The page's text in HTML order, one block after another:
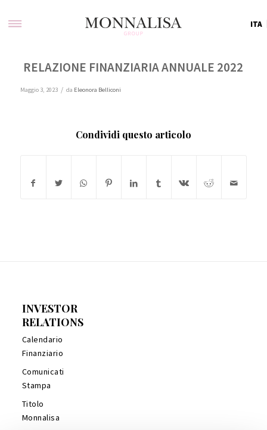
ITA
RELAZIONE FINANZIARIA ANNUALE 2022
Maggio 3, 2023 / da Eleonora Belliconi
Condividi questo articolo
INVESTOR
RELATIONS
Calendario
Finanziario
Comunicati
Stampa
Titolo
Monnalisa